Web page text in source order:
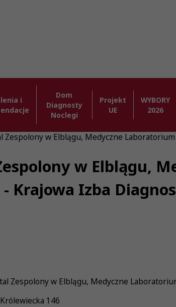
i
Dom
Diagnosty
Noclegi
Projekt
UE
WYBORY
2026
Zespolony w Elblągu, Medyczne
w Elblągu,
Krajowa Izba
Zespolony w Elblągu, Medyczne
146